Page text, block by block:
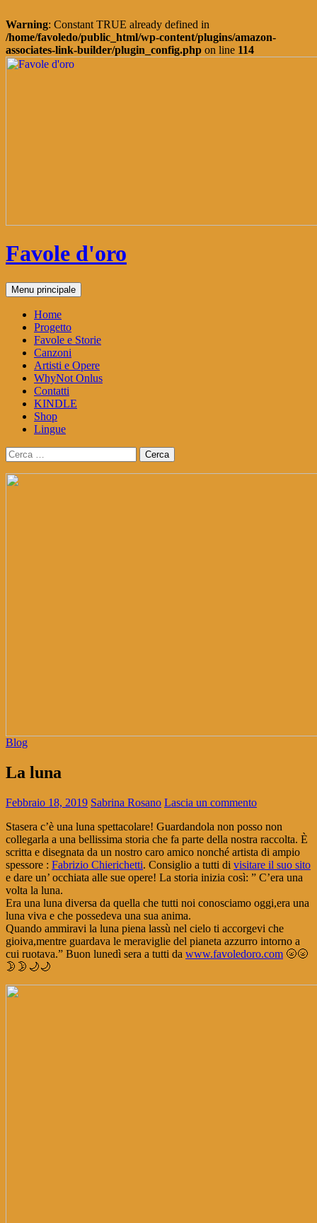
Warning: Constant TRUE already defined in
/home/favoledo/public_html/wp-content/plugins/amazon-
associates-link-builder/plugin_config.php on line 114
Vai
Favole d'oro
Cerca
Menu principale
Home
Progetto
Favole e Storie
Canzoni
Artisti e Opere
WhyNot Onlus
Contatti
KINDLE
Shop
Lingue
Ricerca
per:
Blog
La luna
Febbraio 18, 2019 Sabrina Rosano Lascia un commento
Stasera c’è una luna spettacolare! Guardandola non posso non
collegarla a una bellissima storia che fa parte della nostra raccolta. È
scritta e disegnata da un nostro caro amico nonché artista di ampio
spessore : Fabrizio Chierichetti. Consiglio a tutti di visitare il suo sito
e dare un’ occhiata alle sue opere! La storia inizia così: ” C’era una
volta la luna.
Era una luna diversa da quella che tutti noi conosciamo oggi,era una
luna viva e che possedeva una sua anima.
Quando ammiravi la luna piena lassù nel cielo ti accorgevi che
gioiva,mentre guardava le meraviglie del pianeta azzurro intorno a
cui ruotava.” Buon lunedì sera a tutti da www.favoledoro.com 🌝🌝
🌛🌛🌙🌙